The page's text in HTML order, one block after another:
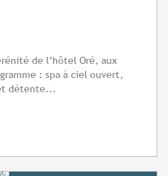
de l’hôtel Oré, aux
: spa à ciel ouvert,
détente...